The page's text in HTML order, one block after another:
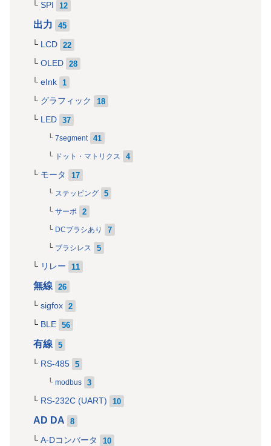
SPI 12
出力 45
LCD 22
OLED 28
eInk 1
グラフィック 18
LED 37
7segment 41
ドット・マトリクス 4
モータ 17
ステッピング 5
サーボ 2
DCブラシあり 7
ブラシレス 5
リレー 11
無線 26
sigfox 2
BLE 56
有線 5
RS-485 5
modbus 3
RS-232C (UART) 10
AD DA 8
A-Dコンバータ 10